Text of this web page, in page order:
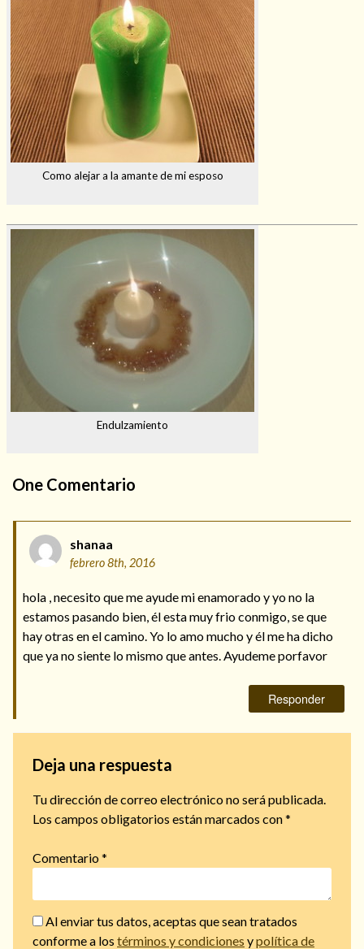
Como alejar a la amante de mi esposo
Endulzamiento
One Comentario
shanaa
febrero 8th, 2016
hola , necesito que me ayude mi enamorado y yo no la
estamos pasando bien, él esta muy frio conmigo, se que
hay otras en el camino. Yo lo amo mucho y él me ha dicho
que ya no siente lo mismo que antes. Ayudeme porfavor
Responder
Deja una respuesta
Tu dirección de correo electrónico no será publicada.
Los campos obligatorios están marcados con*
Comentario*
Al enviar tus datos, aceptas que sean tratados
conforme a los términos y condiciones ypolítica de